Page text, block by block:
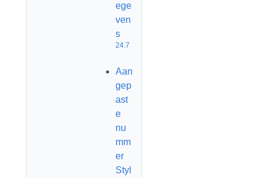
ege
ven
s
24.7
Aan
gep
ast
e
nu
mm
er
Styl